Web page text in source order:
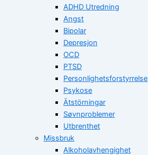
ADHD Utredning
Angst
Bipolar
Depresjon
OCD
PTSD
Personlighetsforstyrrelse
Psykose
Ätstörningar
Søvnproblemer
Utbrenthet
Missbruk
Alkoholavhengighet